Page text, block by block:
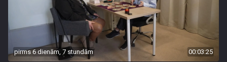
pirms 6 dienām, 7 stundām 00:03:25